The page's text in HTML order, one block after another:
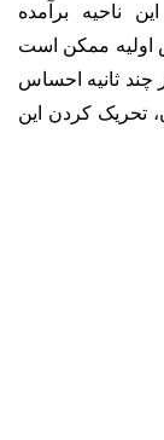
ناحیه برآمده
اولیه ممکن است
چند ثانیه احساس
تحریک کردن این